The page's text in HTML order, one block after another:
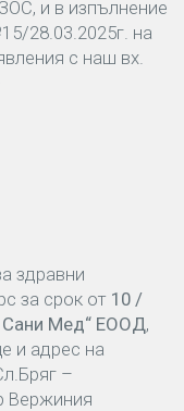
и в изпълнение
28.03.2025г. на
с наш вх.
здравни
за срок от 10 /
Мед“ ЕООД,
и адрес на
–
Вержиния